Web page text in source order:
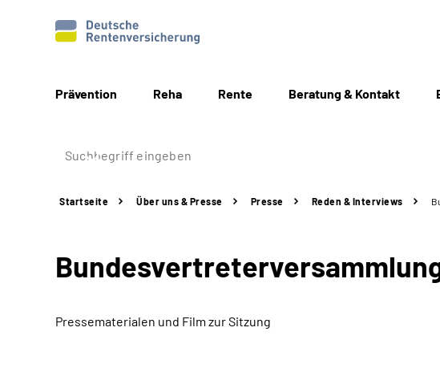
Prävention Reha Rente Beratung & Kontakt
Startseite Über uns & Presse Presse Reden & Interviews
Pressematerialen und Film zur Sitzung